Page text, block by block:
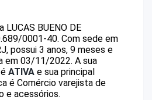
LUCAS BUENO DE
0001-40. Com sede em
possui 3 anos, 9 meses e
em 03/11/2022. A sua
ATIVA e sua principal
é Comércio varejista de
e acessórios.